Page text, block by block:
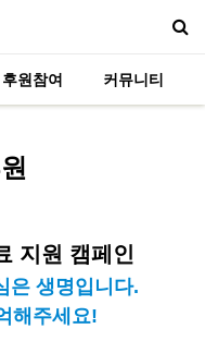
후원참여 커뮤니티
지원 캠페인
은 생명입니다.
해주세요!